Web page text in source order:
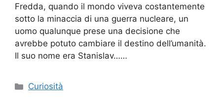
Fredda, quando il mondo viveva costantemente
sotto la minaccia di una guerra nucleare, un
uomo qualunque prese una decisione che
avrebbe potuto cambiare il destino dell’umanità.
Il suo nome era Stanislav……
Categorie
Curiosità